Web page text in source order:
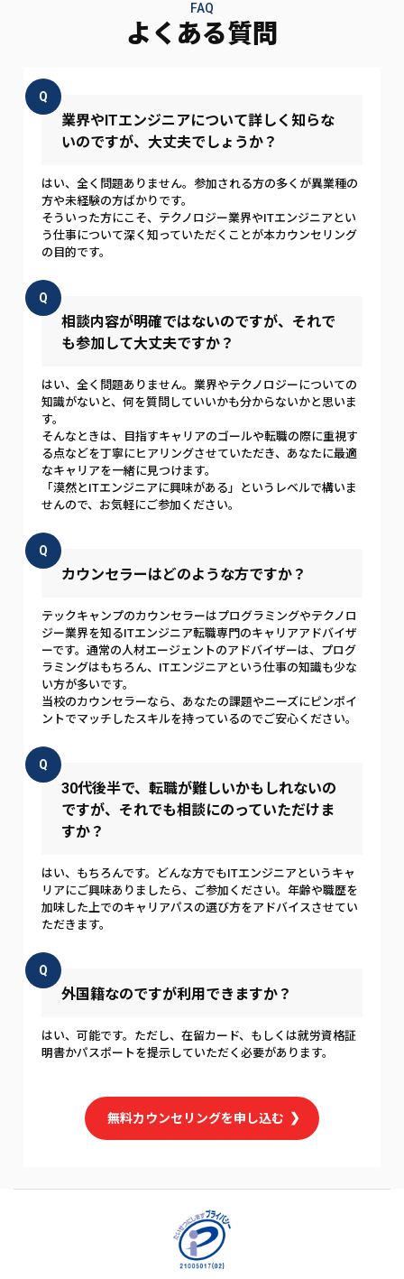
FAQ
よくある質問
Q
業界やITエンジニアについて詳しく知らな
いのですが、大丈夫でしょうか？
はい、全く問題ありません。参加される方の多くが異業種の
方や未経験の方ばかりです。
そういった方にこそ、テクノロジー業界やITエンジニアとい
う仕事について深く知っていただくことが本カウンセリング
の目的です。
Q
相談内容が明確ではないのですが、それで
も参加して大丈夫ですか？
はい、全く問題ありません。業界やテクノロジーについての
知識がないと、何を質問していいかも分からないかと思いま
す。
そんなときは、目指すキャリアのゴールや転職の際に重視す
る点などを丁寧にヒアリングさせていただき、あなたに最適
なキャリアを一緒に見つけます。
「漠然とITエンジニアに興味がある」というレベルで構いま
せんので、お気軽にご参加ください。
Q
カウンセラーはどのような方ですか？
テックキャンプのカウンセラーはプログラミングやテクノロ
ジー業界を知るITエンジニア転職専門のキャリアアドバイザ
ーです。通常の人材エージェントのアドバイザーは、プログ
ラミングはもちろん、ITエンジニアという仕事の知識も少な
い方が多いです。
当校のカウンセラーなら、あなたの課題やニーズにピンポイ
ントでマッチしたスキルを持っているのでご安心ください。
Q
30代後半で、転職が難しいかもしれないの
ですが、それでも相談にのっていただけま
すか？
はい、もちろんです。どんな方でもITエンジニアというキャ
リアにご興味ありましたら、ご参加ください。年齢や職歴を
加味した上でのキャリアパスの選び方をアドバイスさせてい
ただきます。
Q
外国籍なのですが利用できますか？
はい、可能です。ただし、在留カード、もしくは就労資格証
明書かパスポートを提示していただく必要があります。
無料カウンセリングを申し込む